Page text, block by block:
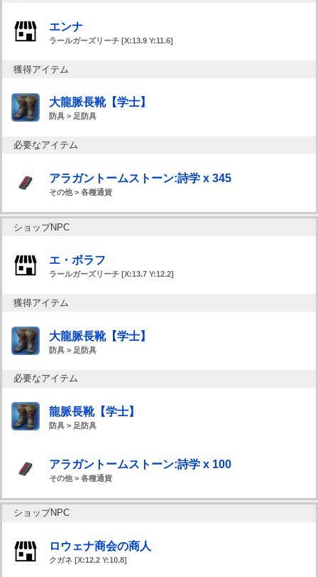
エンナ
ラールガーズリーチ [X:13.9 Y:11.6]
獲得アイテム
大龍脈長靴【学士】
防具 > 足防具
必要なアイテム
アラガントームストーン:詩学 x 345
その他 > 各種通貨
ショップNPC
エ・ボラフ
ラールガーズリーチ [X:13.7 Y:12.2]
獲得アイテム
大龍脈長靴【学士】
防具 > 足防具
必要なアイテム
龍脈長靴【学士】
防具 > 足防具
アラガントームストーン:詩学 x 100
その他 > 各種通貨
ショップNPC
ロウェナ商会の商人
クガネ [X:12.2 Y:10.8]